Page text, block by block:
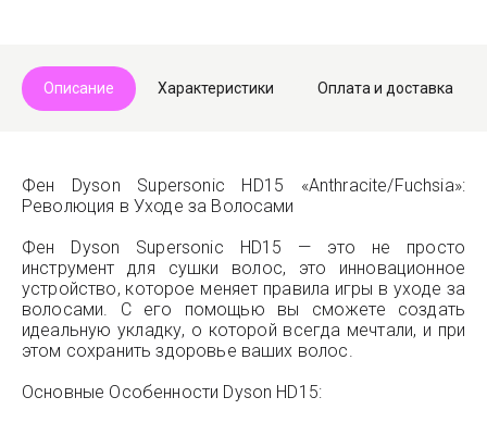
Описание Характеристики Оплата и доставка
Фен Dyson Supersonic HD15 «Anthraсite/Fuchsia»:
Революция в Уходе за Волосами
Фен Dyson Supersonic HD15 — это не просто
инструмент для сушки волос, это инновационное
устройство, которое меняет правила игры в уходе за
волосами. С его помощью вы сможете создать
идеальную укладку, о которой всегда мечтали, и при
этом сохранить здоровье ваших волос.
Основные Особенности Dyson HD15: